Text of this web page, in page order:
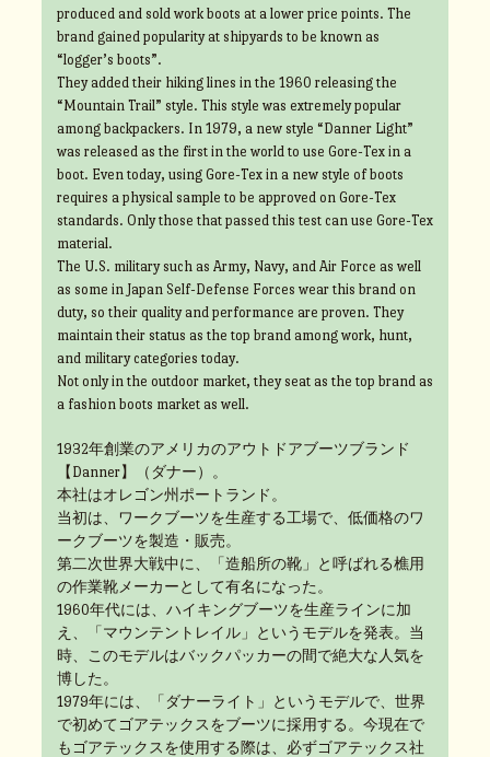
produced and sold work boots at a lower price points. The
brand gained popularity at shipyards to be known as
“logger’s boots”.
They added their hiking lines in the 1960 releasing the
“Mountain Trail” style. This style was extremely popular
among backpackers. In 1979, a new style “Danner Light”
was released as the first in the world to use Gore-Tex in a
boot. Even today, using Gore-Tex in a new style of boots
requires a physical sample to be approved on Gore-Tex
standards. Only those that passed this test can use Gore-Tex
material.
The U.S. military such as Army, Navy, and Air Force as well
as some in Japan Self-Defense Forces wear this brand on
duty, so their quality and performance are proven. They
maintain their status as the top brand among work, hunt,
and military categories today.
Not only in the outdoor market, they seat as the top brand as
a fashion boots market as well.
1932年創業のアメリカのアウトドアブーツブランド
【Danner】（ダナー）。
本社はオレゴン州ポートランド。
当初は、ワークブーツを生産する工場で、低価格のワ
ークブーツを製造・販売。
第二次世界大戦中に、「造船所の靴」と呼ばれる樵用
の作業靴メーカーとして有名になった。
1960年代には、ハイキングブーツを生産ラインに加
え、「マウンテントレイル」というモデルを発表。当
時、このモデルはバックパッカーの間で絶大な人気を
博した。
1979年には、「ダナーライト」というモデルで、世界
で初めてゴアテックスをブーツに採用する。今現在で
もゴアテックスを使用する際は、必ずゴアテックス社